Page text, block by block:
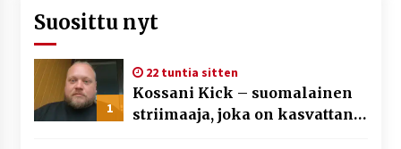
Suosittu nyt
1
22 tuntia sitten
Kossani Kick – suomalainen
striimaaja, joka on kasvattanut